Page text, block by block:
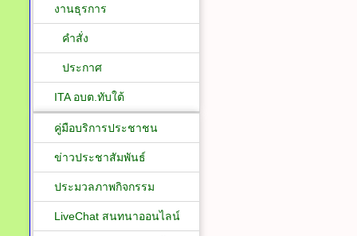
งานธุรการ
คำสั่ง
ประกาศ
ITA อบต.ทับใต้
คู่มือบริการประชาชน
ข่าวประชาสัมพันธ์
ประมวลภาพกิจกรรม
LiveChat สนทนาออนไลน์